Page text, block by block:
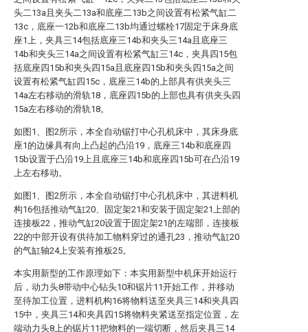
头二13a且夹头二13a和底座二13b之间设置有松紧气缸二
13c，底座一12b和底座二13b均通过螺栓17固定于床身底
座1上，夹具三14包括底座三14b和夹头三14a且底座三
14b和夹头三14a之间设置有松紧气缸三14c，夹具四15包
括底座四15b和夹头四15a且底座四15b和夹头四15a之间
设置有松紧气缸四15c，底座三14b的上部具有供夹头三
14a左右移动的滑轨18，底座四15b的上部也具有供夹头四
15a左右移动的滑轨18。
如图1、图2所示，本全自动锯打中心孔机床中，其床身底
座1的边缘具有向上凸起的凸沿19，底座三14b和底座四
15b设置于凸沿19上且底座三14b和底座四15b可在凸沿19
上左右移动。
如图1、图2所示，本全自动锯打中心孔机床中，其进料机
构16包括推动气缸20、固定架21和安装于固定架21上部的
连接板22，推动气缸20设置于固定架21的左端部，连接板
22的中部开设有供待加工物料穿过的通孔23，推动气缸20
的气缸轴24上安装有推板25。
本实用新型的工作原理如下：本实用新型中机床开始运行
后，动力头8带动中心钻头10和锯片11开始工作，并移动
至待加工位置，进料机构16将物料送至夹具三14和夹具四
15中，夹具三14和夹具四15将物料夹紧送至指定位置，左
端动力头8上的锯片11把物料的一端切断，然后夹具三14